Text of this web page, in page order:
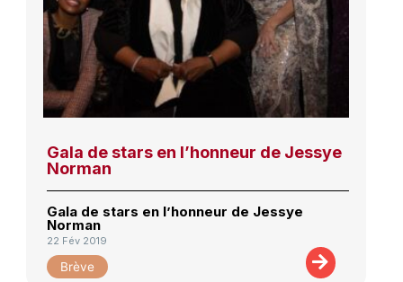
Gala de stars en l’honneur de Jessye
Norman
Gala de stars en l’honneur de Jessye
Norman
22 Fév 2019
Brève